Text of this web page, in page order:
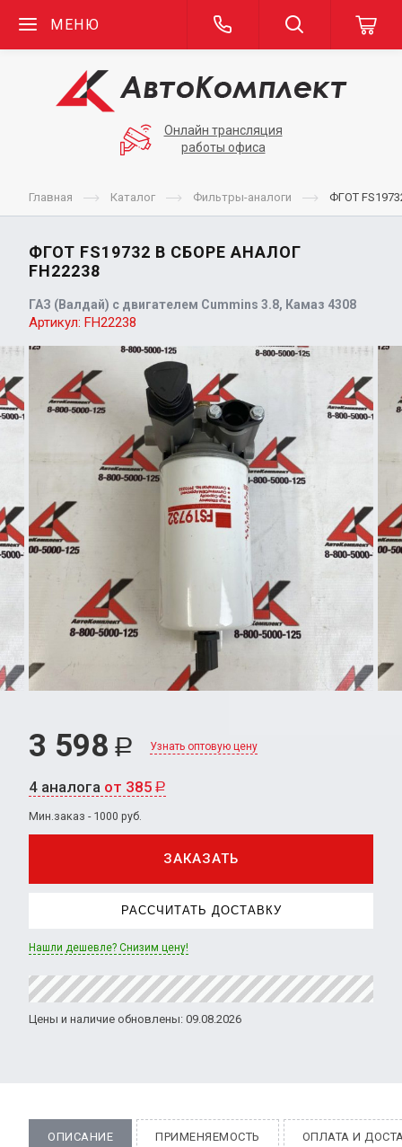
МЕНЮ
Онлайн трансляция
работы офиса
Главная Каталог Фильтры-аналоги ФГОТ
ФГОТ FS19732 В СБОРЕ АНАЛОГ
FH22238
ГАЗ (Валдай) с двигателем Cummins 3.8, Камаз 4308
Артикул: FH22238
3 598 Р Узнать оптовую цену
4 аналога от 385 Р
Мин.заказ - 1000 руб.
ЗАКАЗАТЬ
РАССЧИТАТЬ ДОСТАВКУ
Нашли дешевле? Снизим цену!
Цены и наличие обновлены: 09.08.2026
ОПИСАНИЕ ПРИМЕНЯЕМОСТЬ ОПЛАТА И